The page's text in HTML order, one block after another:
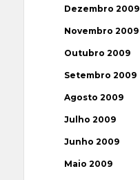
Dezembro 2009
Novembro 2009
Outubro 2009
Setembro 2009
Agosto 2009
Julho 2009
Junho 2009
Maio 2009